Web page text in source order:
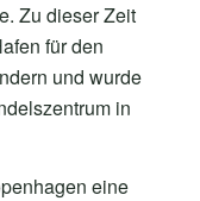
Zu dieser Zeit
für den
und wurde
in
eine